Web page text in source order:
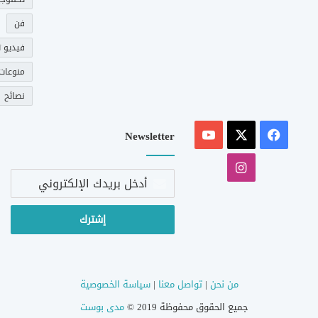
فن
فيديو
نصائح
فيسبوك
‫YouTube
انستقرام
Newsletter
أدخل
الإلكتروني
من نحن |تواصل معنا |سياسة الخصوصية
جميع الحقوق محفوظة 2019 ©
مدى بوست